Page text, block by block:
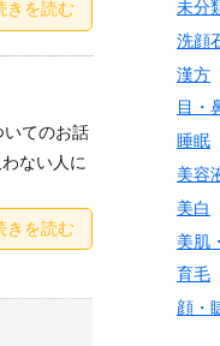
きを読む
いてのお話
ない人に
きを読む
未分
洗顔
漢方
目・
睡眠
美容
美白
美肌
育毛
顔・